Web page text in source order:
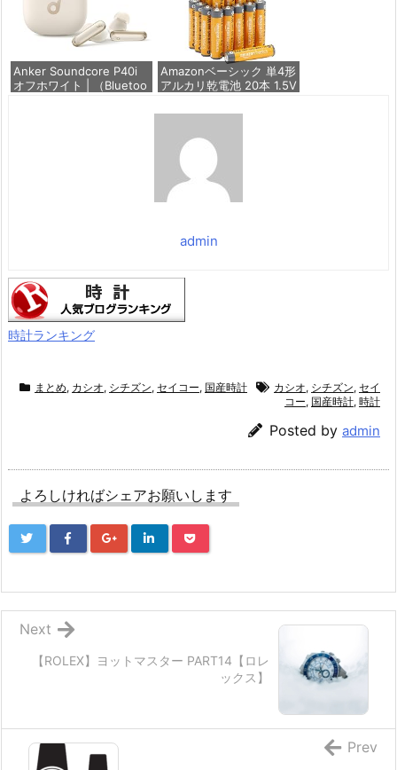
し Zeniss 自動吸着 貼付
け簡単 iphone17フィルム
超クリア画
価格：¥1,260
Anker Soundcore P40i
オフホワイト | （Bluetoo
Amazonベーシック 単4形
アルカリ乾電池 20本 1.5V
admin
時計ランキング
まとめ, カシオ, シチズン, セイコー, 国産時計 カシオ, シチズン, セイ
コー, 国産時計, 時計
Posted by admin
よろしければシェアお願いします
【ROLEX】ヨットマスター PART14【ロレ
ックス】
Next
Prev